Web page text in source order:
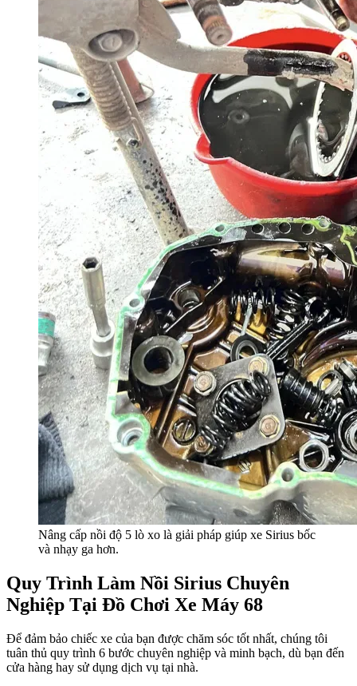
Nâng cấp nồi độ 5 lò xo là giải pháp giúp xe Sirius bốc
và nhạy ga hơn.
Quy Trình Làm Nồi Sirius Chuyên
Nghiệp Tại Đồ Chơi Xe Máy 68
Để đảm bảo chiếc xe của bạn được chăm sóc tốt nhất, chúng tôi
tuân thủ quy trình 6 bước chuyên nghiệp và minh bạch, dù bạn đến
cửa hàng hay sử dụng dịch vụ tại nhà.